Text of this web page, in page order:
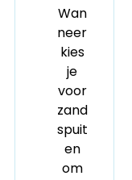
Wan
neer
kies
je
voor
zand
spuit
en
om